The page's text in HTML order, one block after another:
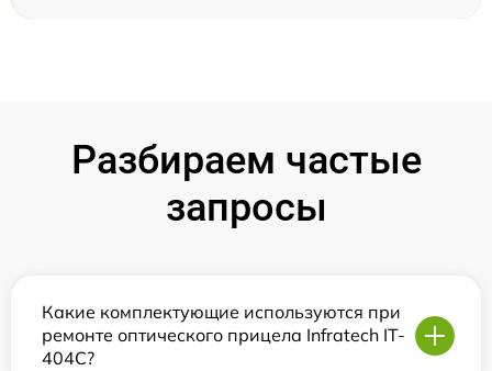
Разбираем частые
запросы
Какие комплектующие используются при
ремонте оптического прицела Infratech IT-
404C?